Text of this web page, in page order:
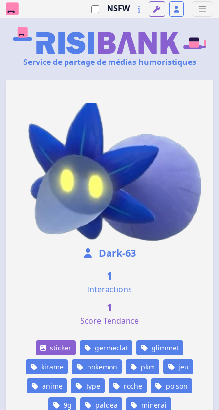
NSFW
Service de partage de médias humoristiques
Dark-63
1
Interactions
1
Score Tendance
sticker germeclat glimmet
kirame pokemon pkm jeu
anime type roche poison
9g paldea minerai